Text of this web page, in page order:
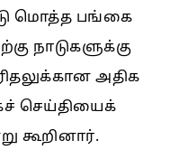
மொத்த பங்கை
நாடுகளுக்கு
அதிக
செய்தியைக்
கூறினார்.